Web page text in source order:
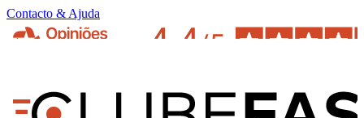
Contacto & Ajuda